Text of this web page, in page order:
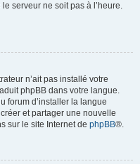
serveur ne soit pas à l’heure.
n’ait pas installé votre
phpBB dans votre langue.
forum d’installer la langue
et partager une nouvelle
sur le site Internet de phpBB®.